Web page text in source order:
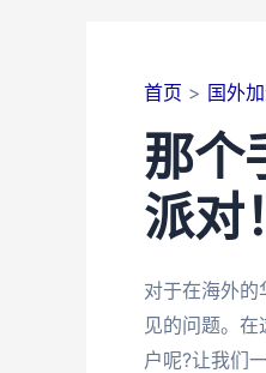
首页 国外
那个
派对
对于在海外
见的问题。
户呢?让我们